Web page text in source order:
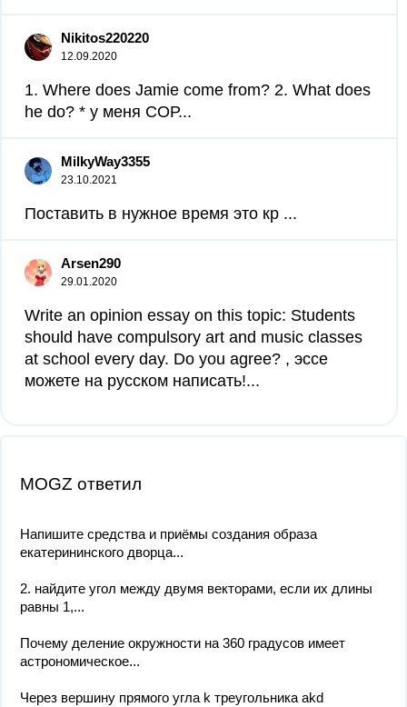
Nikitos220220
12.09.2020
1. Where does Jamie come from? 2. What does
he do? * у меня СОР​...
MilkyWay3355
23.10.2021
Поставить в нужное время это кр ​...
Arsen290
29.01.2020
Write an opinion essay on this topic: Students
should have compulsory art and music classes
at school every day. Do you agree? , эссе
можете на русском написать!...
MOGZ ответил
Напишите средства и приёмы создания образа
екатерининского дворца...
2. найдите угол между двумя векторами, если их длины
равны 1,...
Почему деление окружности на 360 градусов имеет
астрономическое...
Через вершину прямого угла k треугольника akd